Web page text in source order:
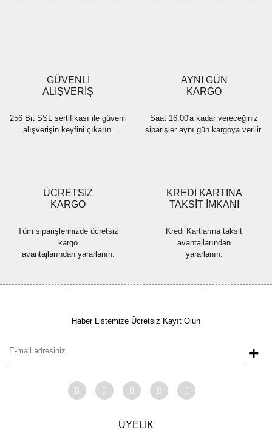
Ürün fiyatı diğer sitelerden daha pahalı.
Bu ürüne benzer farklı alternatifler olmalı.
GÜVENLİ
ALIŞVERİŞ
256 Bit SSL sertifikası ile güvenli
alışverişin keyfini çıkarın.
AYNI GÜN
KARGO
Saat 16.00'a kadar vereceğiniz
siparişler aynı gün kargoya verilir.
ÜCRETSİZ
KARGO
Tüm siparişlerinizde ücretsiz
kargo
avantajlarından yararlanın.
KREDİ KARTINA
TAKSİT İMKANI
Kredi Kartlarına taksit
avantajlarından
yararlanın.
Haber Listemize Ücretsiz Kayıt Olun
+
ÜYELİK